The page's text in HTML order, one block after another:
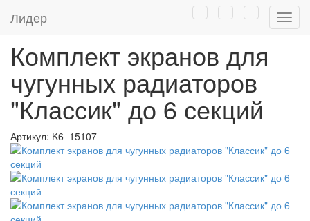
Лидер
Экраны для батарей отопления/
Комплекты экранов. Готовое решение
Комплект экранов для
чугунных радиаторов
"Классик" до 6 секций
Артикул: K6_15107